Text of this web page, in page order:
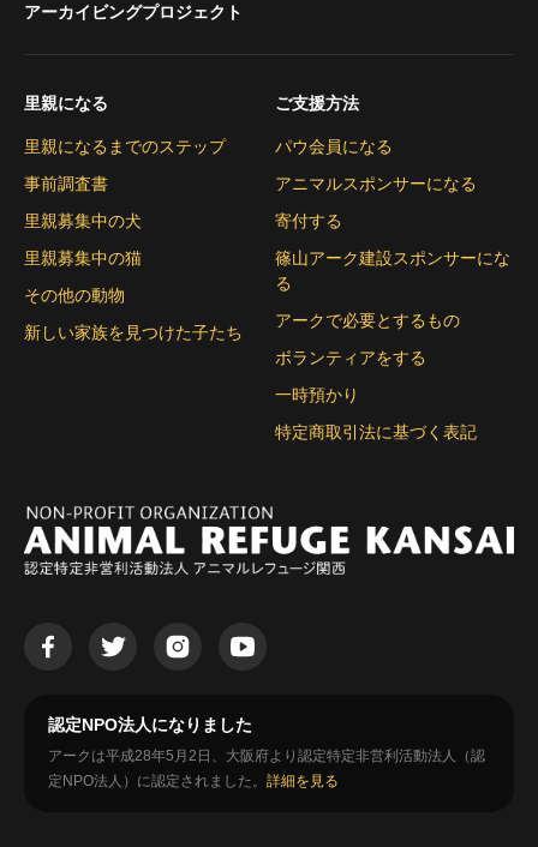
アーカイビングプロジェクト
里親になる
里親になるまでのステップ
事前調査書
里親募集中の犬
里親募集中の猫
その他の動物
新しい家族を見つけた子たち
ご支援方法
パウ会員になる
アニマルスポンサーになる
寄付する
篠山アーク建設スポンサーにな
る
アークで必要とするもの
ボランティアをする
一時預かり
特定商取引法に基づく表記
認定NPO法人になりました
アークは平成28年5月2日、大阪府より認定特定非営利活動法人（認
定NPO法人）に認定されました。 詳細を見る